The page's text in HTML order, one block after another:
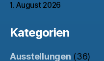
1. August 2026
Kategorien
Ausstellungen (36)